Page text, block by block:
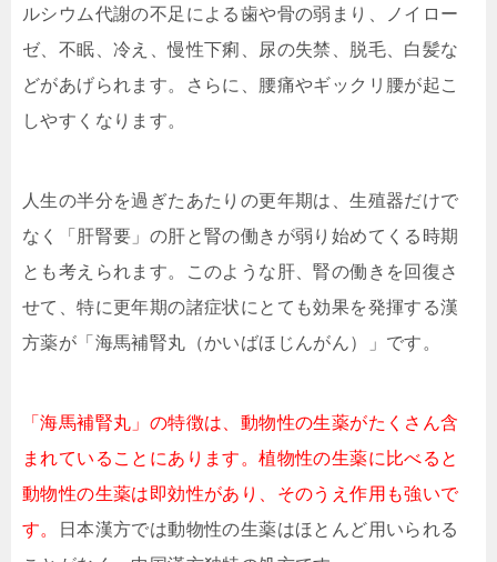
ルシウム代謝の不足による歯や骨の弱まり、ノイロー
ゼ、不眠、冷え、慢性下痢、尿の失禁、脱毛、白髪な
どがあげられます。さらに、腰痛やギックリ腰が起こ
しやすくなります。
人生の半分を過ぎたあたりの更年期は、生殖器だけで
なく「肝腎要」の肝と腎の働きが弱り始めてくる時期
とも考えられます。このような肝、腎の働きを回復さ
せて、特に更年期の諸症状にとても効果を発揮する漢
方薬が「海馬補腎丸（かいばほじんがん）」です。
「海馬補腎丸」の特徴は、動物性の生薬がたくさん含
まれていることにあります。植物性の生薬に比べると
動物性の生薬は即効性があり、そのうえ作用も強いで
す。
日本漢方では動物性の生薬はほとんど用いられる